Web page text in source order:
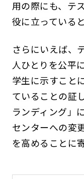
用の際にも、テ
役に立っている
さらにいえば、
人ひとりを公平
学生に示すこと
ていることの証
ランディング」
センターへの変
を高めることに